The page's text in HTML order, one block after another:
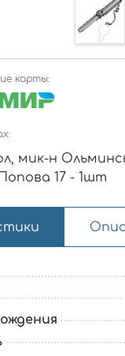
карты:
мик-н
17 - 1шт